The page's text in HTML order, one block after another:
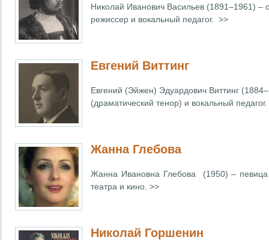
Николай Иванович Васильев (1891–1961) –
режиссер и вокальный педагог. >>
Евгений Виттинг
Евгений (Эйжен) Эдуардович Виттинг
(драматический тенор) и вокальный педагог.
Жанна Глебова
Жанна Ивановна Глебова (1950) – певица
театра и кино. >>
Николай Горшенин